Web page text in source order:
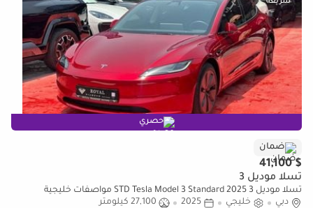
حصري
ضمان
$ 41,100
تسلا موديل 3
تسلا موديل 3 STD Tesla Model 3 Standard 2025 مواصفات خليجية
دبي
خليجي 2025
27,100 كيلومتر